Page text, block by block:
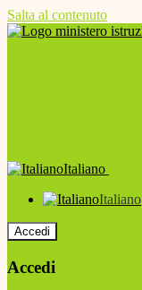
Salta al contenuto
Italiano
Italiano
Accedi
Accedi